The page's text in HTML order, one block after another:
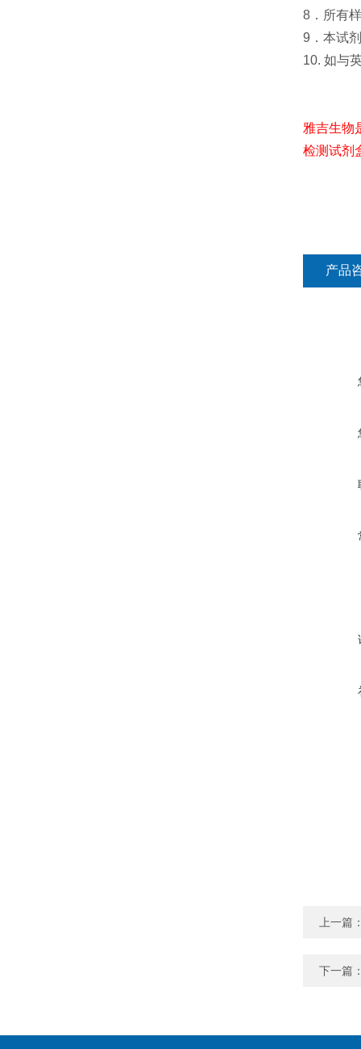
8．所有
9．本试
10. 如与
雅吉生物
检测试剂
产品
上一篇
下一篇